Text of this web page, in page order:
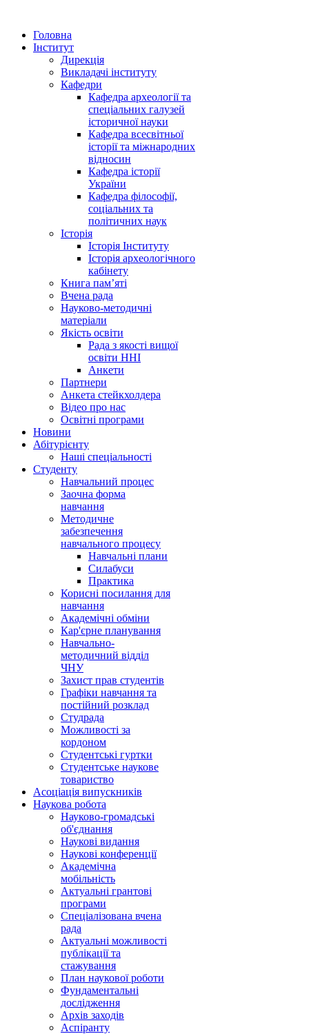
Головна
Інститут
Дирекція
Викладачі інституту
Кафедри
Кафедра археології та
спеціальних галузей
історичної науки
Кафедра всесвітньої
історії та міжнародних
відносин
Кафедра історії
України
Кафедра філософії,
соціальних та
політичних наук
Історія
Історія Інституту
Історія археологічного
кабінету
Книга памʼяті
Вчена рада
Науково-методичні
матеріали
Якість освіти
Рада з якості вищої
освіти ННІ
Анкети
Партнери
Анкета стейкхолдера
Відео про нас
Освітні програми
Hовини
Абітурієнту
Наші спеціальності
Студенту
Навчальний процес
Заочна форма
навчання
Методичне
забезпечення
навчального процесу
Навчальні плани
Силабуси
Практика
Корисні посилання для
навчання
Академічні обміни
Кар'єрне планування
Навчально-
методичний відділ
ЧНУ
Захист прав студентів
Графіки навчання та
постійний розклад
Студрада
Можливості за
кордоном
Студентські гуртки
Студентське наукове
товариство
Асоціація випускників
Наукова робота
Науково-громадські
об'єднання
Наукові видання
Наукові конференції
Академічна
мобільність
Актуальні грантові
програми
Спеціалізована вчена
рада
Актуальні можливості
публікації та
стажування
План наукової роботи
Фундаментальні
дослідження
Архів заходів
Аспіранту